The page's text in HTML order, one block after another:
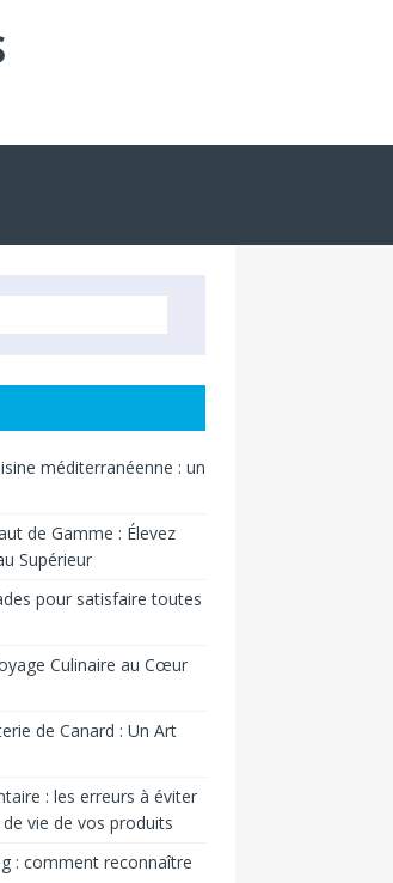
méditerranéenne : un
de Gamme : Élevez
Supérieur
pour satisfaire toutes
Culinaire au Cœur
de Canard : Un Art
: les erreurs à éviter
vie de vos produits
: comment reconnaître